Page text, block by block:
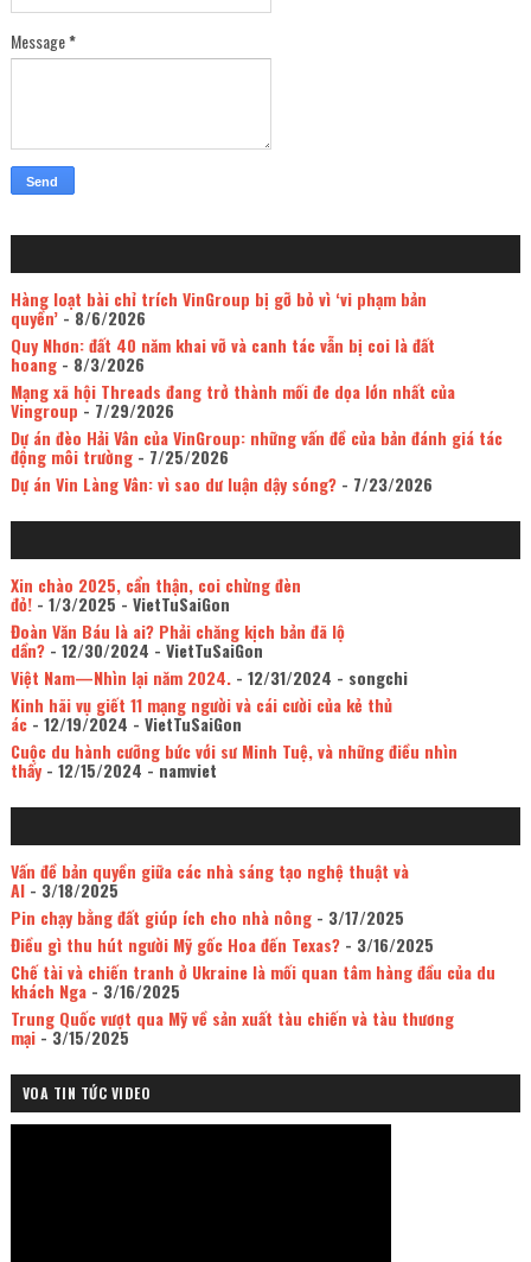
Message*
Hàng loạt bài chỉ trích VinGroup bị gỡ bỏ vì ‘vi phạm bản
quyền’- 8/6/2026
Quy Nhơn: đất 40 năm khai vỡ và canh tác vẫn bị coi là đất
hoang- 8/3/2026
Mạng xã hội Threads đang trở thành mối đe dọa lớn nhất của
Vingroup - 7/29/2026
Dự án đèo Hải Vân của VinGroup: những vấn đề của bản đánh giá tác
động môi trường- 7/25/2026
Dự án Vin Làng Vân: vì sao dư luận dậy sóng?- 7/23/2026
Xin chào 2025, cẩn thận, coi chừng đèn
đỏ!- 1/3/2025 - VietTuSaiGon
Đoàn Văn Báu là ai? Phải chăng kịch bản đã lộ
dần?- 12/30/2024 - VietTuSaiGon
Việt Nam—Nhìn lại năm 2024.- 12/31/2024 - songchi
Kinh hãi vụ giết 11 mạng người và cái cười của kẻ thủ
ác- 12/19/2024 - VietTuSaiGon
Cuộc du hành cưỡng bức với sư Minh Tuệ, và những điều nhìn
thấy- 12/15/2024 - namviet
Vấn đề bản quyền giữa các nhà sáng tạo nghệ thuật và
AI- 3/18/2025
Pin chạy bằng đất giúp ích cho nhà nông- 3/17/2025
Điều gì thu hút người Mỹ gốc Hoa đến Texas?- 3/16/2025
Chế tài và chiến tranh ở Ukraine là mối quan tâm hàng đầu của du
khách Nga- 3/16/2025
Trung Quốc vượt qua Mỹ về sản xuất tàu chiến và tàu thương
mại- 3/15/2025
VOA TIN TỨC VIDEO